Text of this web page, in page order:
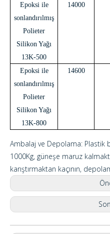
Epoksi ile
sonlandırılmış
Polieter
Silikon Yağı
13K-500
14000
Epoksi ile
sonlandırılmış
Polieter
Silikon Yağı
13K-800
14600
Ambalaj ve Depolama: Plastik
1000Kg, güneşe maruz
karıştırmaktan kaçının,